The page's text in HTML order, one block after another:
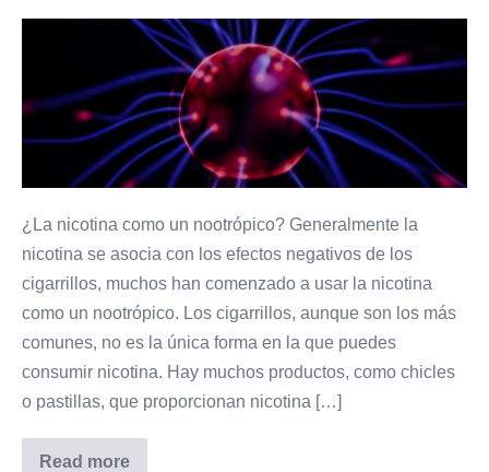
¿La nicotina como un nootrópico? Generalmente la
nicotina se asocia con los efectos negativos de los
cigarrillos, muchos han comenzado a usar la nicotina
como un nootrópico. Los cigarrillos, aunque son los más
comunes, no es la única forma en la que puedes
consumir nicotina. Hay muchos productos, como chicles
o pastillas, que proporcionan nicotina […]
Read more